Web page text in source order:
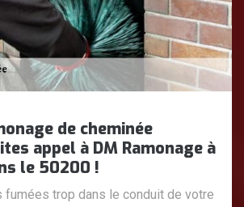
de cheminée
appel à DM Ramonage à
le 50200 !
fumées trop dans le conduit de votre